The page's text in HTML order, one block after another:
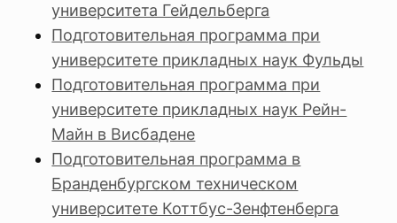
университета Гейдельберга
Подготовительная программа при
университете прикладных наук Фульды
Подготовительная программа при
университете прикладных наук Рейн-
Майн в Висбадене
Подготовительная программа в
Бранденбургском техническом
университете Коттбус-Зенфтенберга